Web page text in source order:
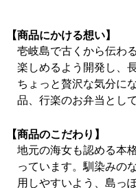
【商品にかける想い】
壱岐島で古くから伝わ
楽しめるよう開発し、
ちょっと贅沢な気分に
品、行楽のお弁当とし
【商品のこだわり】
地元の海女も認める本
っています。馴染みの
用しやすいよう、島っ